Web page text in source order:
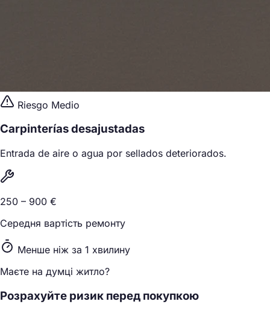
Riesgo Medio
Carpinterías desajustadas
Entrada de aire o agua por sellados deteriorados.
250 – 900 €
Середня вартість ремонту
Менше ніж за 1 хвилину
Маєте на думці житло?
Розрахуйте ризик перед покупкою